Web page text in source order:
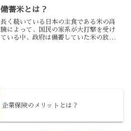
く、企業のBCP（事業継続...
備蓄米とは？
長く続いている日本の主食である米の高
騰によって、国民の家系が大打撃を受け
ている中、政府は備蓄していた米の放出
企業保険のメリットとは？